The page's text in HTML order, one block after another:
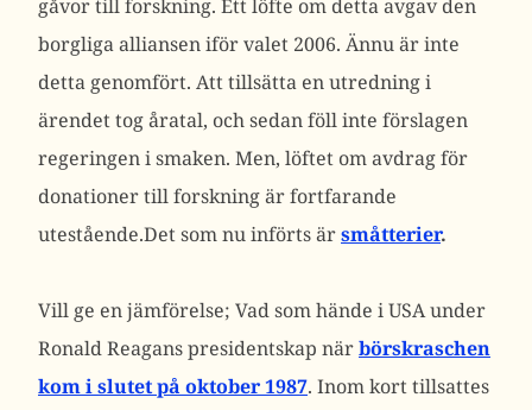
gåvor till forskning. Ett löfte om detta avgav den
borgliga alliansen iför valet 2006. Ännu är inte
detta genomfört. Att tillsätta en utredning i
ärendet tog åratal, och sedan föll inte förslagen
regeringen i smaken. Men, löftet om avdrag för
donationer till forskning är fortfarande
utestående.Det som nu införts ärsmåtterier.
Vill ge en jämförelse; Vad som hände i USA under
Ronald Reagans presidentskap närbörskraschen
kom i slutet på oktober 1987. Inom kort tillsattes